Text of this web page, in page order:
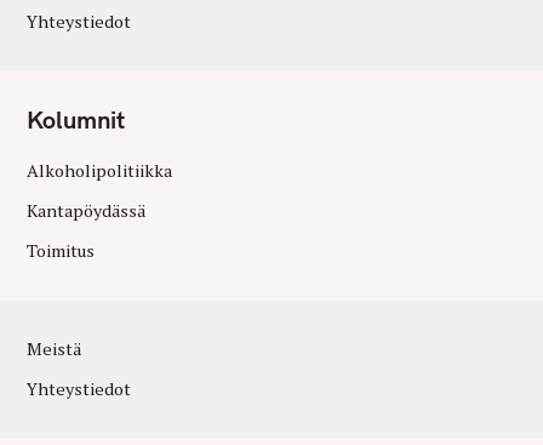
Yhteystiedot
Kolumnit
Alkoholipolitiikka
Kantapöydässä
Toimitus
Meistä
Yhteystiedot